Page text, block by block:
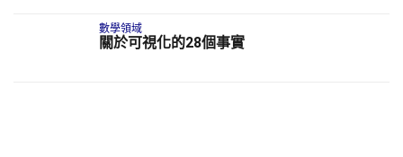
數學領域
關於可視化的28個事實